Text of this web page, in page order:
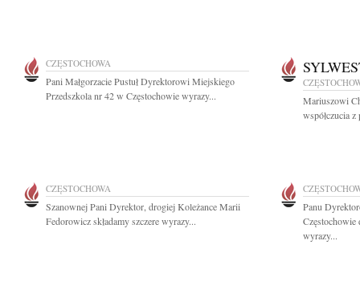
CZĘSTOCHOWA
Pani Małgorzacie Pustuł Dyrektorowi Miejskiego
Przedszkola nr 42 w Częstochowie wyrazy...
Mariuszowi
współczucia
CZĘSTOCHOWA
Szanownej Pani Dyrektor, drogiej Koleżance Marii
Fedorowicz składamy szczere wyrazy...
Panu
Częstochowie
wyrazy...